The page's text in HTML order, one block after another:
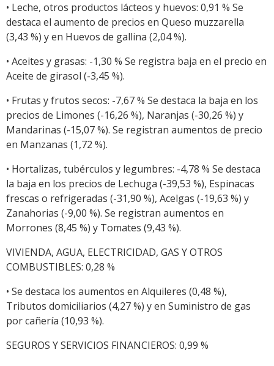
• Leche, otros productos lácteos y huevos: 0,91 % Se
destaca el aumento de precios en Queso muzzarella
(3,43 %) y en Huevos de gallina (2,04 %).
• Aceites y grasas: -1,30 % Se registra baja en el precio en
Aceite de girasol (-3,45 %).
• Frutas y frutos secos: -7,67 % Se destaca la baja en los
precios de Limones (-16,26 %), Naranjas (-30,26 %) y
Mandarinas (-15,07 %). Se registran aumentos de precio
en Manzanas (1,72 %).
• Hortalizas, tubérculos y legumbres: -4,78 % Se destaca
la baja en los precios de Lechuga (-39,53 %), Espinacas
frescas o refrigeradas (-31,90 %), Acelgas (-19,63 %) y
Zanahorias (-9,00 %). Se registran aumentos en
Morrones (8,45 %) y Tomates (9,43 %).
VIVIENDA, AGUA, ELECTRICIDAD, GAS Y OTROS
COMBUSTIBLES: 0,28 %
• Se destaca los aumentos en Alquileres (0,48 %),
Tributos domiciliarios (4,27 %) y en Suministro de gas
por cañería (10,93 %).
SEGUROS Y SERVICIOS FINANCIEROS: 0,99 %